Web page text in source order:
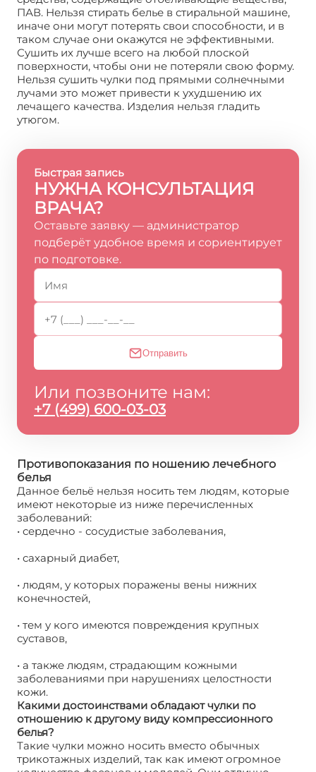
ПАВ. Нельзя стирать белье в стиральной машине,
иначе они могут потерять свои способности, и в
таком случае они окажутся не эффективными.
Сушить их лучше всего на любой плоской
поверхности, чтобы они не потеряли свою форму.
Нельзя сушить чулки под прямыми солнечными
лучами это может привести к ухудшению их
лечащего качества. Изделия нельзя гладить
утюгом.
Быстрая запись
НУЖНА КОНСУЛЬТАЦИЯ
ВРАЧА?
Оставьте заявку — администратор
подберёт удобное время и сориентирует
по подготовке.
Отправить
Или позвоните нам:
+7 (499) 600-03-03
Противопоказания по ношению лечебного
белья
Данное бельё нельзя носить тем людям, которые
имеют некоторые из ниже перечисленных
заболеваний:
• сердечно - сосудистые заболевания,
• сахарный диабет,
• людям, у которых поражены вены нижних
конечностей,
• тем у кого имеются повреждения крупных
суставов,
• а также людям, страдающим кожными
заболеваниями при нарушениях целостности
кожи.
Какими достоинствами обладают чулки по
отношению к другому виду компрессионного
белья?
Такие чулки можно носить вместо обычных
трикотажных изделий, так как имеют огромное